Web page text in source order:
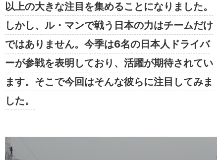
以上の大きな注目を集めることになりました。
しかし、ル・マンで戦う日本の力はチームだけ
ではありません。今季は6名の日本人ドライバ
ーが参戦を表明しており、活躍が期待されてい
ます。そこで今回はそんな彼らに注目してみま
した。